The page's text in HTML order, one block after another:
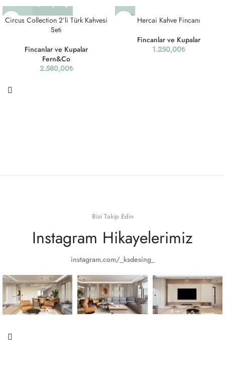
Circus Collection 2’li Türk Kahvesi
Seti
Fincanlar ve Kupalar
Fern&Co
2.580,00₺
SOLD Hercai Kahve Fincanı
Fincanlar ve Kupalar
1.250,00₺
Bizi Takip Edin
Instagram Hikayelerimiz
instagram.com/_ksdesing_